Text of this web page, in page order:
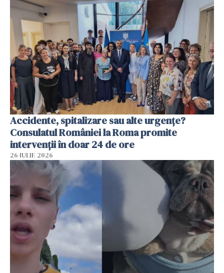
Accidente, spitalizare sau alte urgențe?
Consulatul României la Roma promite
intervenții în doar 24 de ore
26 IULIE 2026